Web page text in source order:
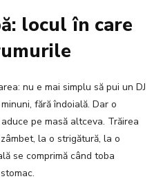
locul în care
nu e mai simplu să pui un DJ
fără îndoială. Dar o
pe masă altceva. Trăirea
la o strigătură, la o
se comprimă când toba